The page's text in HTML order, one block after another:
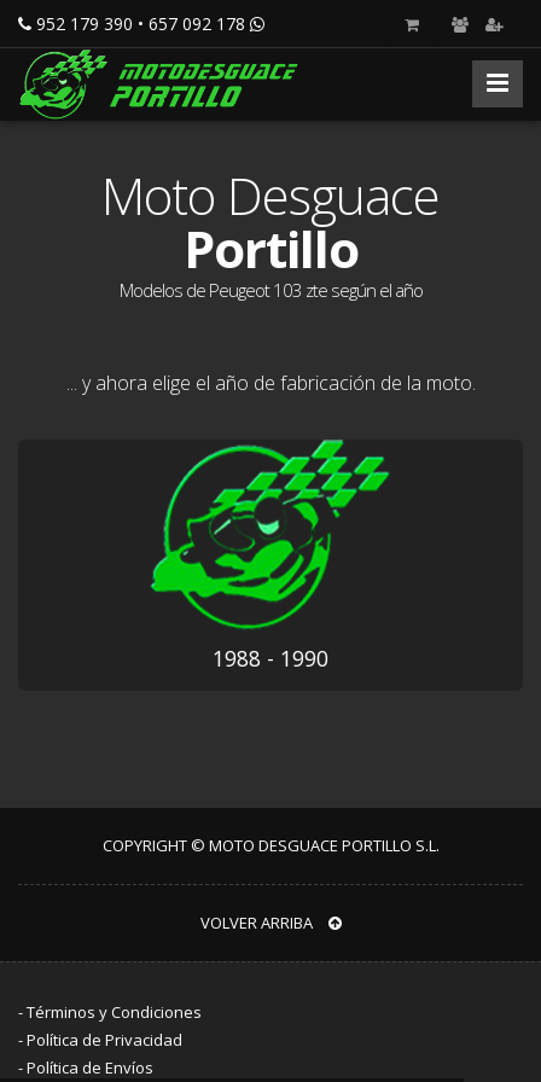
952 179 390 • 657 092 178
Moto Desguace
Portillo
Modelos de Peugeot 103 zte según el año
... y ahora elige el año de fabricación de la moto.
1988 - 1990
COPYRIGHT © MOTO DESGUACE PORTILLO S.L.
VOLVER ARRIBA
-Términos y Condiciones
-Política de Privacidad
-Política de Envíos